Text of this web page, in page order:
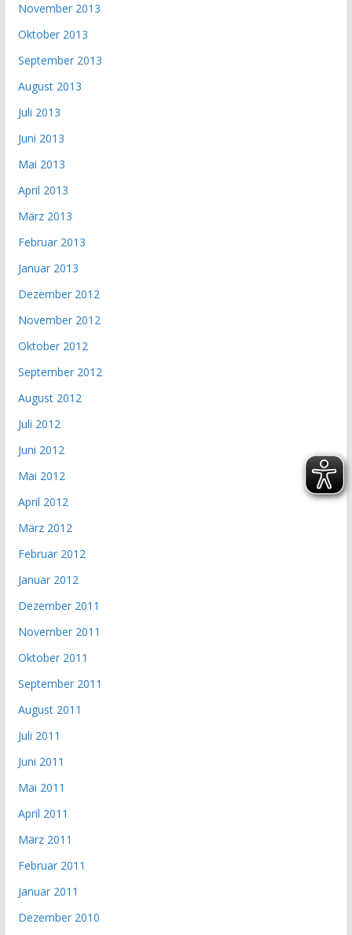
November 2013
Oktober 2013
September 2013
August 2013
Juli 2013
Juni 2013
Mai 2013
April 2013
März 2013
Februar 2013
Januar 2013
Dezember 2012
November 2012
Oktober 2012
September 2012
August 2012
Juli 2012
Juni 2012
Mai 2012
April 2012
März 2012
Februar 2012
Januar 2012
Dezember 2011
November 2011
Oktober 2011
September 2011
August 2011
Juli 2011
Juni 2011
Mai 2011
April 2011
März 2011
Februar 2011
Januar 2011
Dezember 2010